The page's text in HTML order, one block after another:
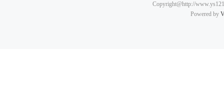
Copyright@http://
Powered by